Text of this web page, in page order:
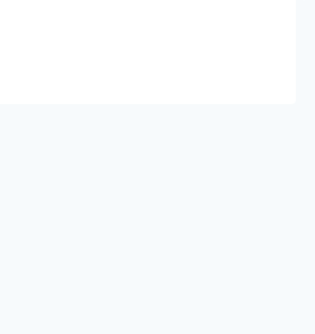
(CANATUR) y la
del Perú para la Exportación y